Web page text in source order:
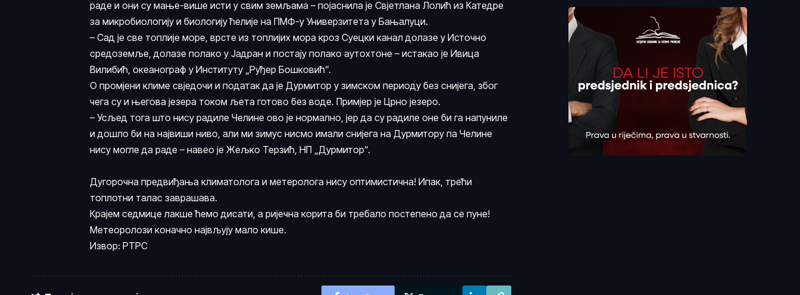
раде и они су мање-више исти у свим земљама – појаснила је Свјетлана Лолић из Катедре
за микробиологију и биологију ћелије на ПМФ-у Универзитета у Бањалуци.
– Сад је све топлије море, врсте из топлијих мора кроз Суецки канал долазе у Источно
средоземље, долазе полако у Јадран и постају полако аутохтоне – истакао је Ивица
Вилибић, океанограф у Институту „Руђер Бошковић“.
О промјени климе свједочи и податак да је Дурмитор у зимском периоду без снијега, због
чега су и његова језера током љета готово без воде. Примјер је Црно језеро.
– Усљед тога што нису радиле Челине ово је нормално, јер да су радиле оне би га напуниле
и дошло би на највиши ниво, али ми зимус нисмо имали снијега на Дурмитору па Челине
нису могле да раде – навео је Жељко Терзић, НП „Дурмитор“.
Дугорочна предвиђања климатолога и метеролога нису оптимистична! Ипак, трећи
топлотни талас заврашава.
Крајем седмице лакше ћемо дисати, а ријечна корита би требало постепено да се пуне!
Метеоролози коначно највљују мало кише.
Извор: РТРС